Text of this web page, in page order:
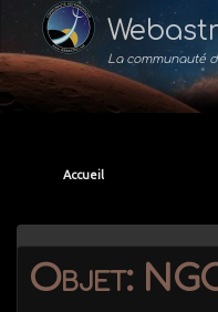
La communauté
Accueil
Objet: